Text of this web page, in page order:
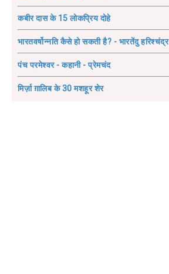
कबीर दास के 15 लोकप्रिय दोहे
भारतवर्षोन्नति कैसे हो सकती है? - भारतेंदु हरिश्चंद्र
पंच परमेश्वर - कहानी - प्रेमचंद
मिर्ज़ा ग़ालिब के 30 मशहूर शेर